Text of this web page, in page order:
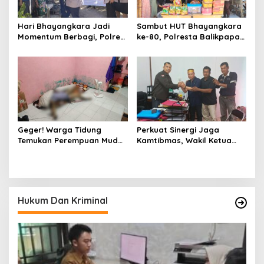
Hari Bhayangkara Jadi
Momentum Berbagi, Polres
Membutuhkan
Sambut HUT Bhayangkara
ke-80, Polresta Balikpapan
Asuhan Jabal Rahmah
Geger! Warga Tidung
Temukan Perempuan Muda
Perkuat Sinergi Jaga
Kamtibmas, Wakil Ketua
Hukum Dan Kriminal